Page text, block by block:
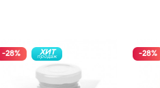
-28% ХИТ
продаж -28%